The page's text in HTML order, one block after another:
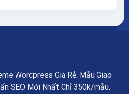
Wordpress Giá Rẻ, Mẫu Giao
SEO Mới Nhất Chỉ 350k/mẫu.